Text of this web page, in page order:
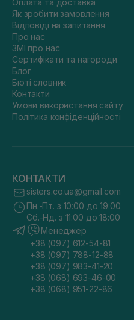
Оплата та доставка
Як зробити замовлення
Відповіді на запитання
Про нас
ЗМІ про нас
Сертифікати та нагороди
Блог
Бюті словник
Контакти
Умови використання сайту
Політика конфіденційності
КОНТАКТИ
sisters.co.ua@gmail.com
Пн.-Пт. з 10:00 до 19:00
Сб.-Нд. з 11:00 до 18:00
Менеджер
+38 (097) 612-54-81
+38 (097) 788-12-88
+38 (097) 983-41-20
+38 (068) 693-46-00
+38 (068) 951-22-86